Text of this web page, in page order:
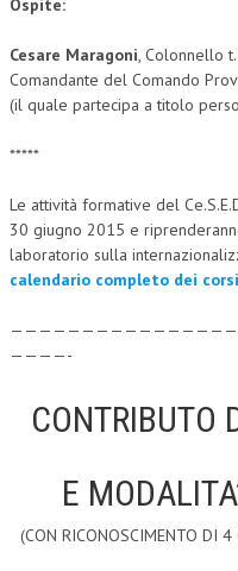
Ospite:
Cesare Maragoni, Colonnello t.
Comandante del Comando
(il quale partecipa a titolo
*****
Le attività formative del
30 giugno 2015 e
laboratorio sulla
calendario completo dei
————-
CONTRIBUTO
E
(CON RICONOSCIMENTO DI 4